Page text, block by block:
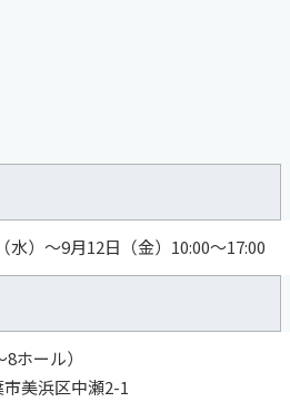
水）～9月12日（金）10:00～17:00
ホール）
美浜区中瀬2-1